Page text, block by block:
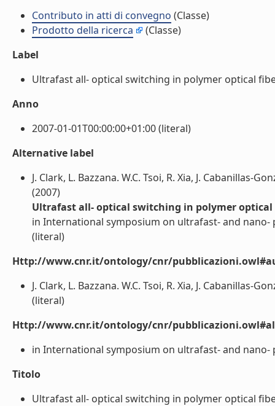
Contributo in atti di convegno (Classe)
Prodotto della ricerca
(Classe)
Label
Ultrafast all- optical switching in polymer optical
Anno
2007-01-01T00:00:00+01:00 (literal)
Alternative label
J. Clark, L. Bazzana. W.C. Tsoi, R. Xia, J. Cabanillas-
(2007)
Ultrafast all- optical switching in polymer
in International symposium on ultrafast- and nano-
(literal)
Http://www.cnr.it/ontology/cnr/
J. Clark, L. Bazzana. W.C. Tsoi, R. Xia, J. Cabanillas-
(literal)
Http://www.cnr.it/ontology/cnr/
in International symposium on ultrafast- and nano-
Titolo
Ultrafast all- optical switching in polymer optical